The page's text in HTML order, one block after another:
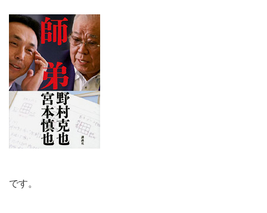
です。